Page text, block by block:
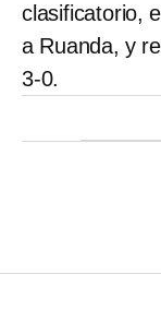
clasificatorio,
a Ruanda, y
3-0.